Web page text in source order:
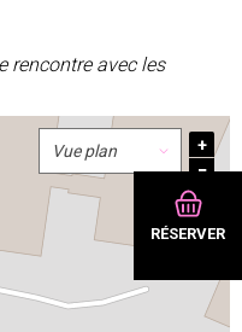
RÉSERVER
rencontre avec les
+
−